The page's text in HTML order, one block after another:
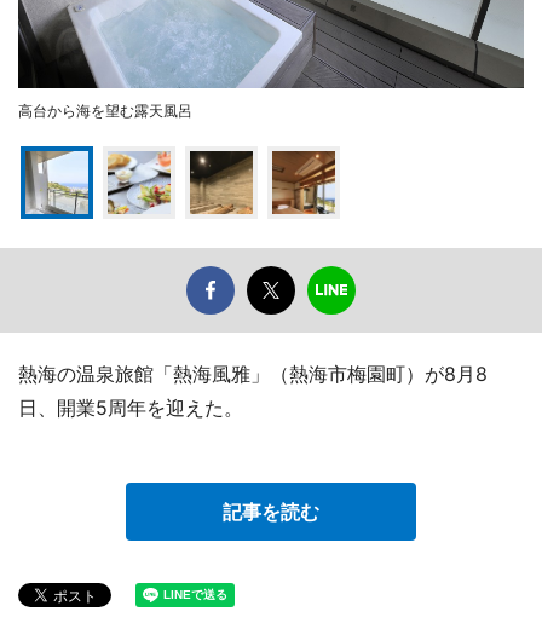
高台から海を望む露天風呂
熱海の温泉旅館「熱海風雅」（熱海市梅園町）が8月8
日、開業5周年を迎えた。
記事を読む